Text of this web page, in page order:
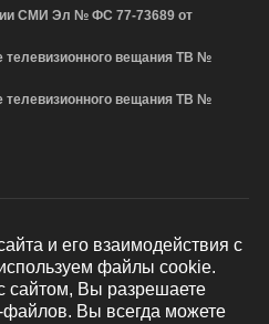
СМИ Эл № ФС 77-73689 от
телевизионного вещания ТВ №
телевизионного вещания ТВ №
ОТПРАВИТЬ
и его взаимодействия с
файлы cookie.
сайтом, Вы разрешаете
файлов. Вы всегда можете